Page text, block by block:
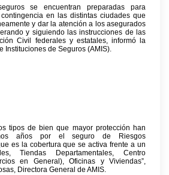
se encuentran preparadas para
en las distintas ciudades que
y dar la atención a los asegurados
y siguiendo las instrucciones de las
Civil federales y estatales, informó la
Instituciones de Seguros (AMIS).
tipos de bien que mayor protección han
años por el seguro de Riesgos
es la cobertura que se activa frente a un
Tiendas Departamentales, Centro
en General), Oficinas y Viviendas”,
Directora General de AMIS.